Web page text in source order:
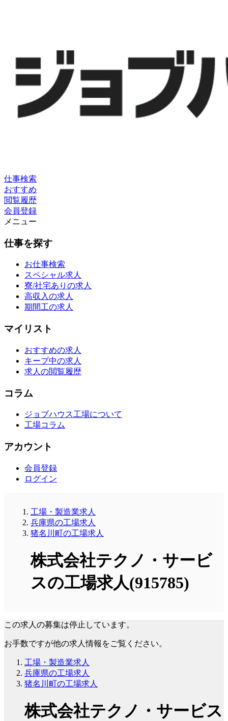
仕事検索
おすすめ
閲覧履歴
会員登録
メニュー
仕事を探す
お仕事検索
スペシャル求人
寮/社宅ありの求人
高収入の求人
期間工の求人
マイリスト
おすすめの求人
キープ中の求人
求人の閲覧履歴
コラム
ジョブハウス工場について
工場コラム
アカウント
会員登録
ログイン
工場・製造業求人
兵庫県の工場求人
猪名川町の工場求人
株式会社テクノ・サービ
スの工場求人(915785)
この求人の募集は停止しています。
お手数ですが他の求人情報をご覧ください。
工場・製造業求人
兵庫県の工場求人
猪名川町の工場求人
株式会社テクノ・サービス